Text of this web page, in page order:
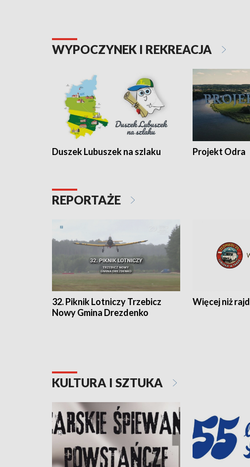
WYPOCZYNEK I REKREACJA
Duszek Lubuszek na szlaku Projekt Odra
REPORTAŻE
32. Piknik Lotniczy Trzebicz
Nowy Gmina Drezdenko
Więcej niż rajd
KULTURA I SZTUKA